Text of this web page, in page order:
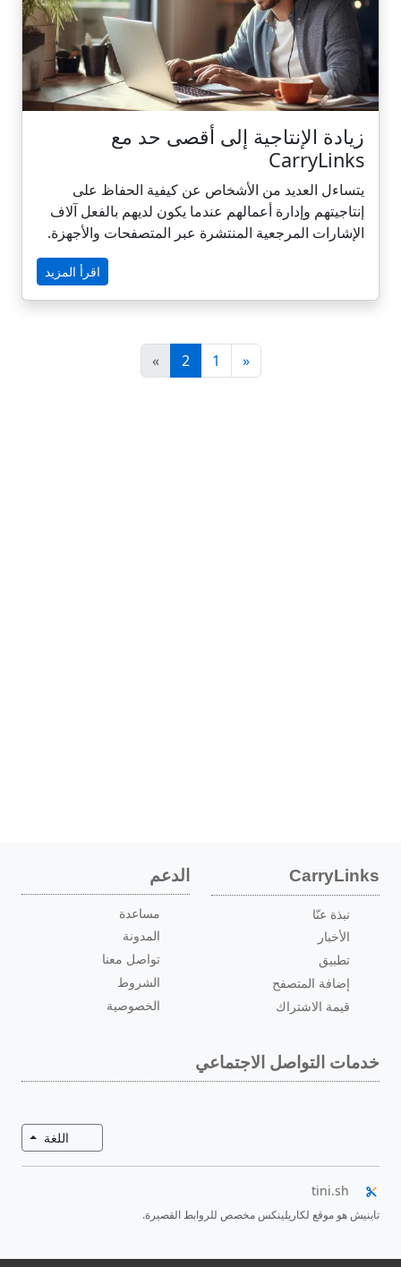
زيادة الإنتاجية إلى أقصى حد مع
CarryLinks
يتساءل العديد من الأشخاص عن كيفية الحفاظ على
إنتاجيتهم وإدارة أعمالهم عندما يكون لديهم بالفعل آلاف
الإشارات المرجعية المنتشرة عبر المتصفحات والأجهزة.
فبين علامات التبويب التي لا تنتهي، والروابط المفقودة،
والتبديل المستمر بين الأجهزة، يمكن أن ينفلت التركيز
بسرعة. يحل CarryLinks هذه المشكلة من خلال تحويل
الوقت ويقلل من التوتر ويبقي كل شيء في متناول اليد.
في هذا المنشور، سوف نشارك الطرق العملية التي
تساعدك بها CarryLinks على زيادة الإنتاجية وتبسيط
اقرأ المزيد
«
1
2
»
CarryLinks
نبذة عنّا
الأخبار
تطبيق
إضافة المتصفح
قيمة الاشتراك
الدعم
مساعدة
المدونة
تواصل معنا
الشروط
الخصوصية
خدمات التواصل الاجتماعي
تبديل
tini.sh
تاينيش هو موقع لكاريلينكس مخصص للروابط القصيرة.